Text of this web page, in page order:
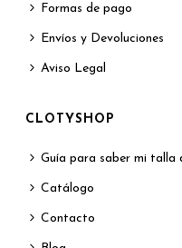
Formas de pago
Envíos y Devoluciones
Aviso Legal
CLOTYSHOP
Guía para saber mi talla
Catálogo
Contacto